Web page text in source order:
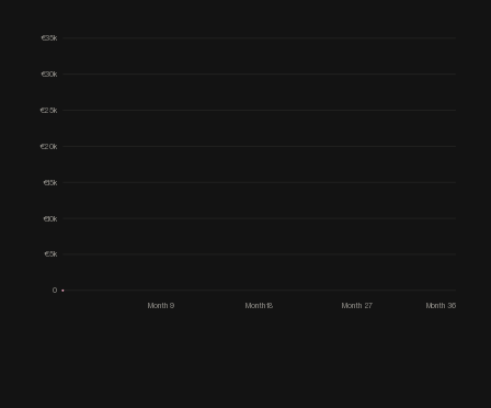
0
€5k
€10k
€15k
€20k
€25k
€30k
€35k
Month 9 Month 18 Month 27 Month 36